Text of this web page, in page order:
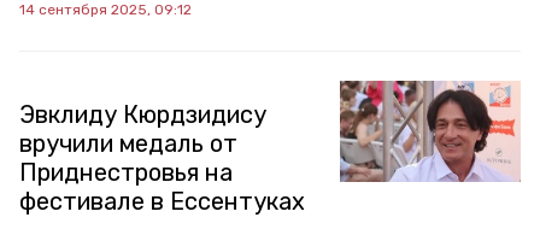
14 сентября 2025, 09:12
Эвклиду Кюрдзидису
вручили медаль от
Приднестровья на
фестивале в Ессентуках